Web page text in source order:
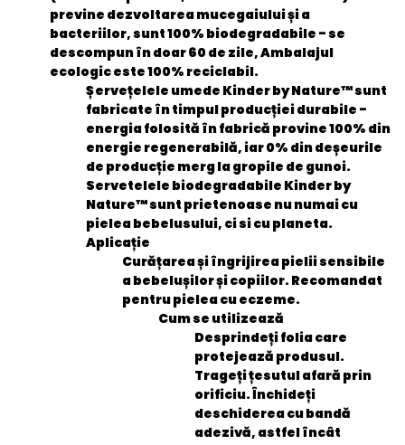
previne dezvoltarea mucegaiului și a
bacteriilor, sunt 100% biodegradabile - se
descompun în doar 60 de zile, Ambalajul
ecologic este 100% reciclabil.
Șervețelele umede Kinder by Nature™ sunt
fabricate în timpul producției durabile -
energia folosită în fabrică provine 100% din
energie regenerabilă, iar 0% din deșeurile
de producție merg la gropile de gunoi.
Servetelele biodegradabile Kinder by
Nature™ sunt prietenoase nu numai cu
pielea bebelusului, ci si cu planeta.
Aplicație
Curățarea și îngrijirea pielii sensibile
a bebelușilor și copiilor. Recomandat
pentru pielea cu eczeme.
Cum se utilizează
Desprindeți folia care
protejează produsul.
Trageți țesutul afară prin
orificiu. Închideți
deschiderea cu bandă
adezivă, astfel încât